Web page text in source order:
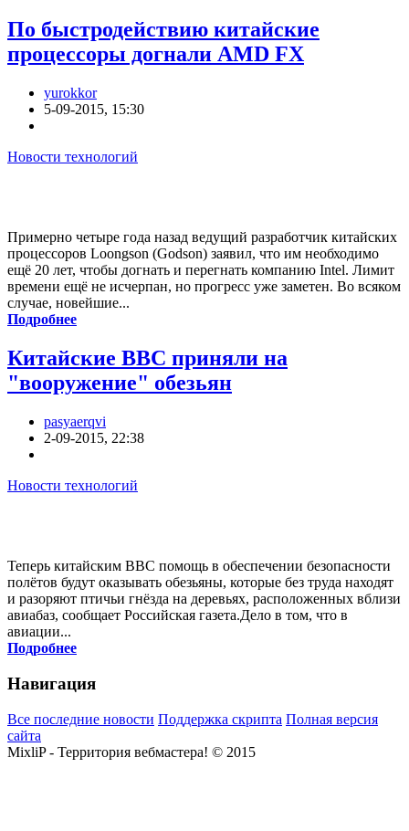
По быстродействию китайские
процессоры догнали AMD FX
yurokkor
5-09-2015, 15:30
Новости технологий
Примерно четыре года назад ведущий разработчик китайских
процессоров Loongson (Godson) заявил, что им необходимо
ещё 20 лет, чтобы догнать и перегнать компанию Intel. Лимит
времени ещё не исчерпан, но прогресс уже заметен. Во всяком
случае, новейшие...
Подробнее
Китайские ВВС приняли на
"вооружение" обезьян
pasyaerqvi
2-09-2015, 22:38
Новости технологий
Теперь китайским ВВС помощь в обеспечении безопасности
полётов будут оказывать обезьяны, которые без труда находят
и разоряют птичьи гнёзда на деревьях, расположенных вблизи
авиабаз, сообщает Российская газета.Дело в том, что в
авиации...
Подробнее
Навигация
Все последние новости Поддержка скрипта Полная версия
сайта
MixliP - Территория вебмастера! © 2015